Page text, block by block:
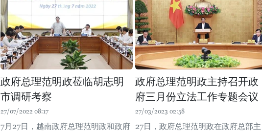
政府总理范明政莅临胡志明
市调研考察
27/07/2022 08:17
7月27日，越南政府总理范明政和政府
政府总理范明政主持召开政
府三月份立法工作专题会议
27/03/2023 02:58
27日，政府总理范明政在政府总部主